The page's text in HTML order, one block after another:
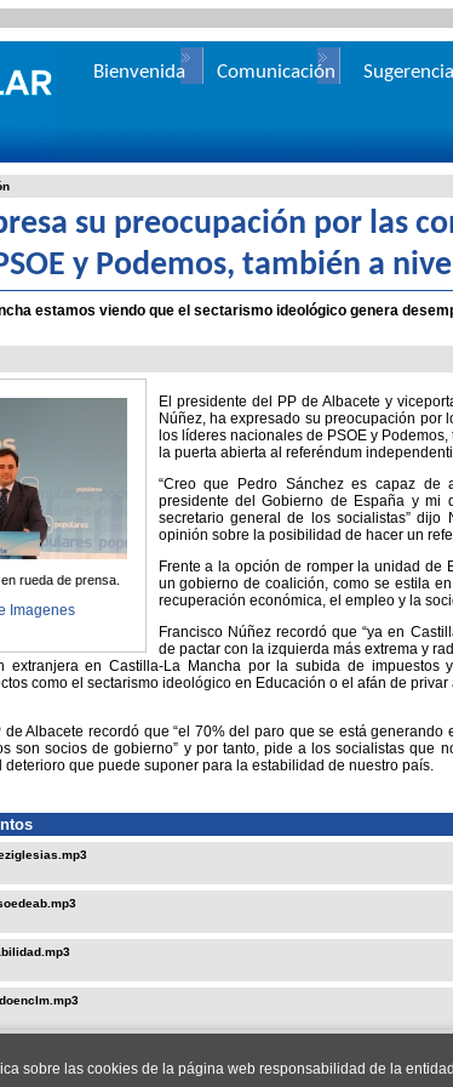
sobre las cookies de la página web responsabilidad de la
su preocupación por las
y Podemos, también a
estamos viendo que el sectarismo ideológico genera
rueda de prensa.
Imagenes
El presidente del PP de Albacete y
Núñez, ha expresado su preocupación por
los líderes nacionales de PSOE y
la puerta abierta al referéndum
“Creo que Pedro Sánchez es capaz
presidente del Gobierno de España y mi
secretario general de los socialistas” dijo
opinión sobre la posibilidad de hacer un
Frente a la opción de romper la unidad de
un gobierno de coalición, como se estila
recuperación económica, el empleo y la
Francisco Núñez recordó que “ya en
de pactar con la izquierda más extrema y
extranjera en Castilla-La Mancha por la subida de
como el sectarismo ideológico en Educación o el afán de
de Albacete recordó que “el 70% del paro que se está
son socios de gobierno” y por tanto, pide a los socialistas que
deterioro que puede suponer para la estabilidad de nuestro país.
Bienvenida Comunicación